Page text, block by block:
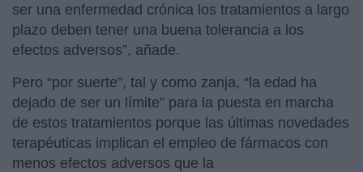
ser una enfermedad crónica los tratamientos a largo
plazo deben tener una buena tolerancia a los
efectos adversos”, añade.
Pero “por suerte”, tal y como zanja, “la edad ha
dejado de ser un límite” para la puesta en marcha
de estos tratamientos porque las últimas novedades
terapéuticas implican el empleo de fármacos con
menos efectos adversos que la